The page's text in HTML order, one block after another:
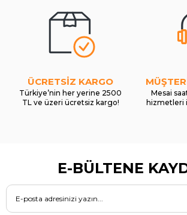
ÜCRETSİZ KARGO
Türkiye’nin her yerine 2500
TL ve üzeri ücretsiz kargo!
Mesai
hizmetleri
E-BÜLTENE